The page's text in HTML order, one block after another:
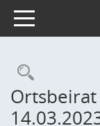
Toggle navigation